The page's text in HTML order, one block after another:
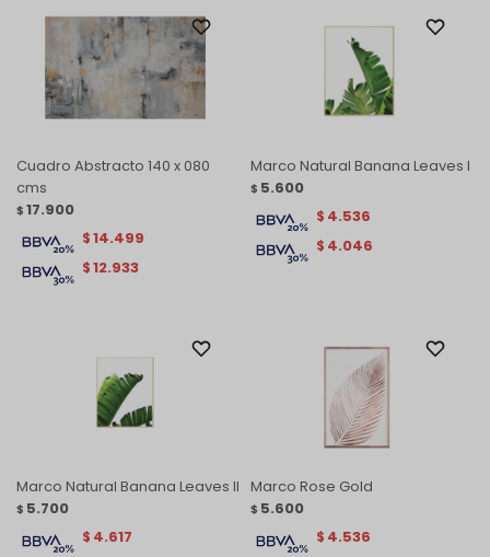
Cuadro Abstracto 140 x 080
cms
$ 17.900
$12.933
$14.499
Marco Natural Banana Leaves I
$ 5.600
$ 4.046
$ 4.536
Marco Natural Banana Leaves II
$ 5.700
$ 4.617
Marco Rose Gold
$ 5.600
$ 4.536